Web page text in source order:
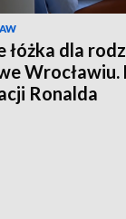
łóżka dla
Wrocławiu.
Ronalda